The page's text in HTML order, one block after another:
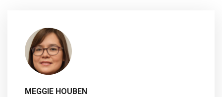
MEGGIE HOUBEN